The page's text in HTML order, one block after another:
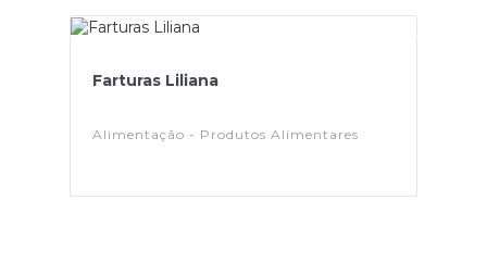
Farturas Liliana
Alimentação - Produtos Alimentares